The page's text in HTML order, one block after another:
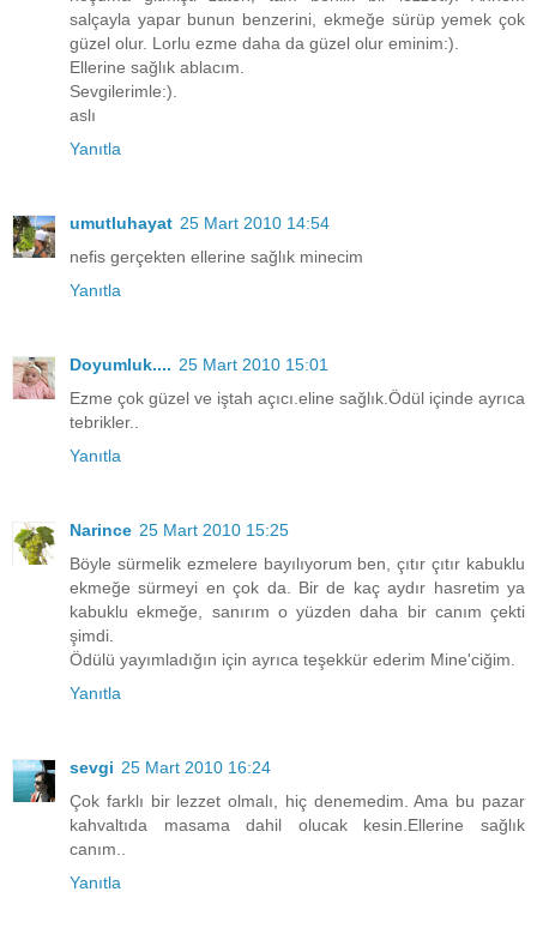
salçayla yapar bunun benzerini, ekmeğe sürüp yemek çok
güzel olur. Lorlu ezme daha da güzel olur eminim:).
Ellerine sağlık ablacım.
Sevgilerimle:).
aslı
Yanıtla
umutluhayat 25 Mart 2010 14:54
nefis gerçekten ellerine sağlık minecim
Yanıtla
Doyumluk.... 25 Mart 2010 15:01
Ezme çok güzel ve iştah açıcı.eline sağlık.Ödül içinde ayrıca
tebrikler..
Yanıtla
Narince 25 Mart 2010 15:25
Böyle sürmelik ezmelere bayılıyorum ben, çıtır çıtır kabuklu
ekmeğe sürmeyi en çok da. Bir de kaç aydır hasretim ya
kabuklu ekmeğe, sanırım o yüzden daha bir canım çekti
şimdi.
Ödülü yayımladığın için ayrıca teşekkür ederim Mine'ciğim.
Yanıtla
sevgi 25 Mart 2010 16:24
Çok farklı bir lezzet olmalı, hiç denemedim. Ama bu pazar
kahvaltıda masama dahil olucak kesin.Ellerine sağlık
canım..
Yanıtla